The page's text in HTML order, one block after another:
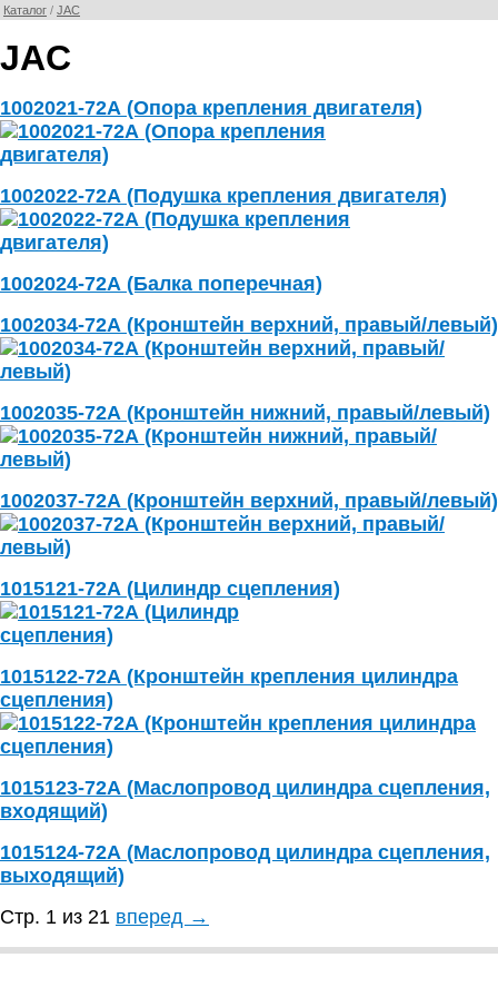
Каталог / JAC
JAC
1002021-72А (Опора крепления двигателя)
1002022-72А (Подушка крепления двигателя)
1002024-72А (Балка поперечная)
1002034-72А (Кронштейн верхний, правый/левый)
1002035-72А (Кронштейн нижний, правый/левый)
1002037-72А (Кронштейн верхний, правый/левый)
1015121-72А (Цилиндр сцепления)
1015122-72А (Кронштейн крепления цилиндра
сцепления)
1015123-72А (Маслопровод цилиндра сцепления,
входящий)
1015124-72А (Маслопровод цилиндра сцепления,
выходящий)
Стр. 1 из 21 вперед →